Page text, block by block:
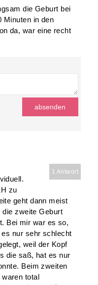
die Geburt bei
Minuten in den
da, war eine recht
1 Antwort
zu
geht dann meist
zweite Geburt
Bei mir war es so,
nur sehr schlecht
weil der Kopf
die saß, hat es nur
Beim zweiten
total